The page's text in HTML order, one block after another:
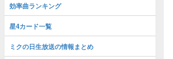
効率曲ランキング
星4カード一覧
ミクの日生放送の情報まとめ